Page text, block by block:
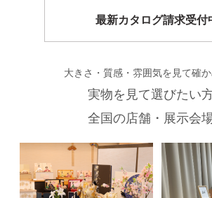
最新カタログ請求受付
大きさ・質感・雰囲気を見て確
実物を見て選びたい
全国の店舗・展示会